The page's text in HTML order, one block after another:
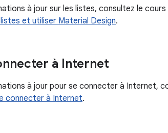
à jour sur les listes, consultez le cours
et utiliser Material Design.
à Internet
à jour pour se connecter à Internet,
connecter à Internet.